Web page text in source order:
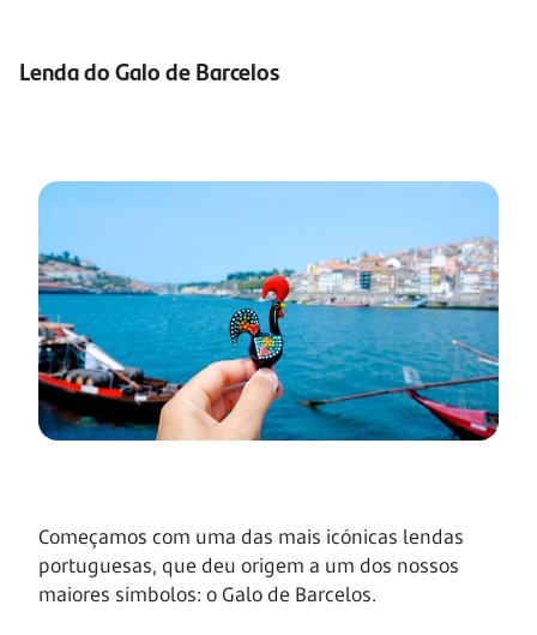
Lenda do Galo de Barcelos
Começamos com uma das mais icónicas lendas
portuguesas, que deu origem a um dos nossos
maiores símbolos: o Galo de Barcelos.